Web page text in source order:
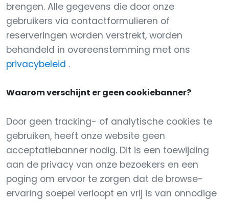
brengen. Alle gegevens die door onze
gebruikers via contactformulieren of
reserveringen worden verstrekt, worden
behandeld in overeenstemming met ons
privacybeleid .
Waarom verschijnt er geen cookiebanner?
Door geen tracking- of analytische cookies te
gebruiken, heeft onze website geen
acceptatiebanner nodig. Dit is een toewijding
aan de privacy van onze bezoekers en een
poging om ervoor te zorgen dat de browse-
ervaring soepel verloopt en vrij is van onnodige